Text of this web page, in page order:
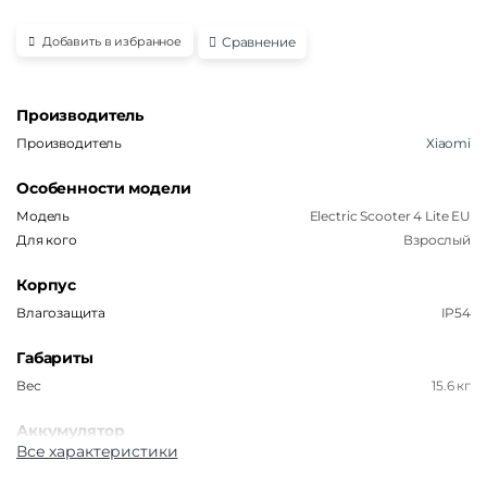
Добавить в избранное Сравнение
Производитель
Производитель Xiaomi
Особенности модели
Модель
Electric Scooter 4 Lite EU
Для кого
Взрослый
Корпус
Влагозащита IP54
Габариты
Вес 15.6 кг
Аккумулятор
Емкость аккумулятора
Все характеристики